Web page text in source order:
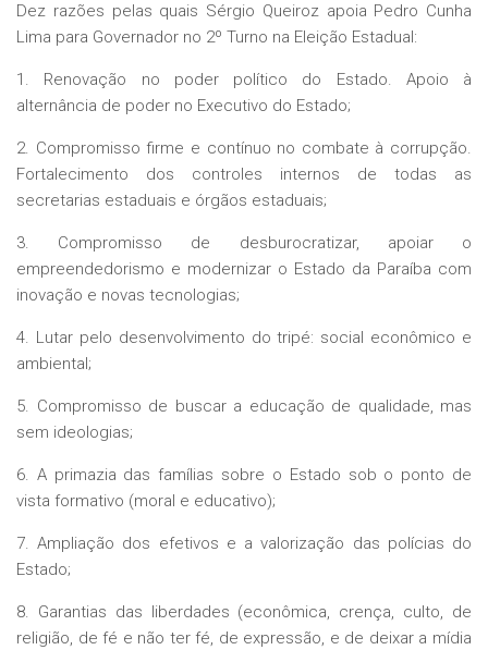
Dez razões pelas quais Sérgio Queiroz apoia Pedro Cunha
Lima para Governador no 2º Turno na Eleição Estadual:
1. Renovação no poder político do Estado. Apoio à
alternância de poder no Executivo do Estado;
2. Compromisso firme e contínuo no combate à corrupção.
Fortalecimento dos controles internos de todas as
secretarias estaduais e órgãos estaduais;
3. Compromisso de desburocratizar, apoiar o
empreendedorismo e modernizar o Estado da Paraíba com
inovação e novas tecnologias;
4. Lutar pelo desenvolvimento do tripé: social econômico e
ambiental;
5. Compromisso de buscar a educação de qualidade, mas
sem ideologias;
6. A primazia das famílias sobre o Estado sob o ponto de
vista formativo (moral e educativo);
7. Ampliação dos efetivos e a valorização das polícias do
Estado;
8. Garantias das liberdades (econômica, crença, culto, de
religião, de fé e não ter fé, de expressão, e de deixar a mídia